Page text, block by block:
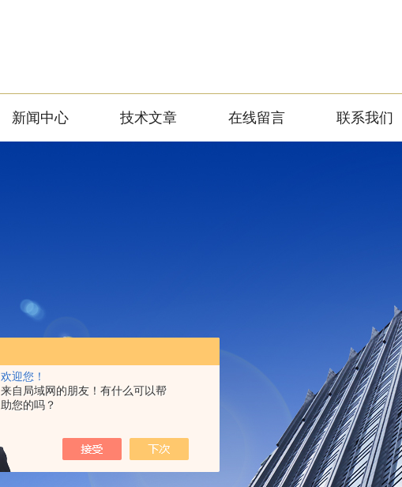
欢迎您！
来自局域网的朋友！有什么可以帮
助您的吗？
新闻中心 技术文章 在线留言 联系我们